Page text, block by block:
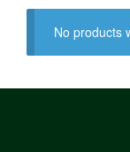
No products